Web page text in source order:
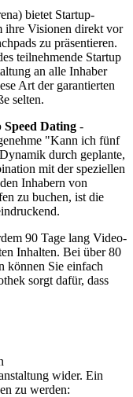
bietet Startup-
ihre Visionen direkt vor
zu präsentieren.
teilnehmende Startup
an alle Inhaber
Art der garantierten
selten.
Dating -
"Kann ich fünf
durch geplante,
mit der speziellen
Inhabern von
zu buchen, ist die
90 Tage lang Video-
Inhalten. Bei über 80
können Sie einfach
sorgt dafür, dass
wider. Ein
zu werden: